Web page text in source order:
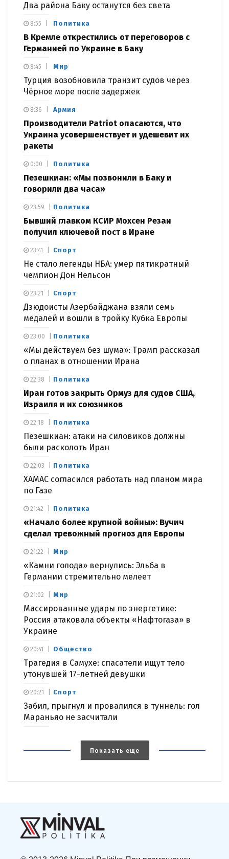
Два района Баку останутся без света
Политика
В Кремле открестились от переговоров с
Германией по Украине в Баку
8:55
Мир
Турция возобновила транзит судов через
Чёрное море после задержек
8:45
Армия
Производители Patriot опасаются, что
Украина усовершенствует и удешевит их
ракеты
8:36
Политика
Пезешкиан: «Мы позвонили в Баку и
говорили два часа»
0:00
Политика
Бывший главком КСИР Мохсен Резаи
получил ключевой пост в Иране
23:59
Спорт
Не стало легенды НБА: умер пятикратный
чемпион Дон Нельсон
23:41
Спорт
Дзюдоисты Азербайджана взяли семь
медалей и вошли в тройку Кубка Европы
23:21
Политика
«Мы действуем без шума»: Трамп рассказал
о планах в отношении Ирана
23:00
Политика
Иран готов закрыть Ормуз для судов США,
Израиля и их союзников
22:38
Политика
Пезешкиан: атаки на силовиков должны
были расколоть Иран
22:18
Политика
ХАМАС согласился работать над планом мира
по Газе
22:03
Политика
«Начало более крупной войны»: Вучич
сделал тревожный прогноз для Европы
21:42
Мир
«Камни голода» вернулись: Эльба в
Германии стремительно мелеет
21:22
Мир
Массированные удары по энергетике:
Россия атаковала объекты «Нафтогаза» в
Украине
21:02
Общество
Трагедия в Самухе: спасатели ищут тело
утонувшей 17-летней девушки
20:41
Спорт
Забил, прыгнул и провалился в туннель: гол
Мараньяо не засчитали
20:21
Показать еще